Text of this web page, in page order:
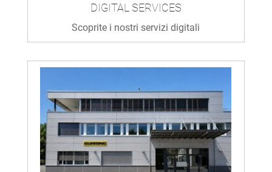
DIGITAL SERVICES
Scoprite i nostri servizi digitali